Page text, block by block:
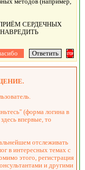
ПРИЁМ СЕРДЕЧНЫХ
(форма логина в
впервые, то
отслеживать
в интересных темах с
этого, регистрация
и другими